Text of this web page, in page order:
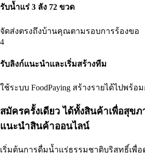
รับน้ำแร่ 3 ลัง 72 ขวด
จัดส่งตรงถึงบ้านคุณตามรอบการร้องขอ
4
รับลิงก์แนะนำและเริ่มสร้างทีม
ใช้ระบบ FoodPaying สร้างรายได้ไปพร้อ
สมัครครั้งเดียว ได้ทั้งสินค้าเพื่อสุข
แนะนำสินค้าออนไลน์
เริ่มต้นการดื่มน้ำแร่ธรรมชาติบริสุทธิ์เพื่